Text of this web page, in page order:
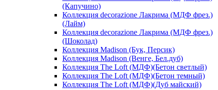
(Капучино)
Коллекция decorazione Лакрима (МДФ фрез.)
(Лайм)
Коллекция decorazione Лакрима (МДФ фрез.)
(Шоколад)
Коллекция Madison (Бук, Персик)
Коллекция Madison (Венге, Бел.дуб)
Коллекция The Loft (МДФ)(Бетон светлый)
Коллекция The Loft (МДФ)(Бетон темный)
Коллекция The Loft (МДФ)(Дуб майский)